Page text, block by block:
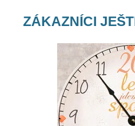
ZÁKAZNÍCI
Dostupnost:
Skladem
DejDar